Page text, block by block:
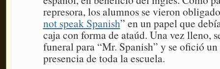
represora, los alumnos se vieron
not speak Spanish” en un papel que
caja con forma de ataúd. Una vez lleno,
funeral para “Mr. Spanish” y se ofició
presencia de toda la escuela.